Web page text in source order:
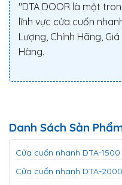
"DTA DOOR là một
lĩnh vực cửa cuốn
Lượng, Chính Hãng,
Hàng.
Danh Sách Sản
Cửa cuốn nhanh DTA-
Cửa cuốn nhanh DTA-